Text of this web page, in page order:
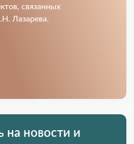
связанных
Лазарева.
на новости и